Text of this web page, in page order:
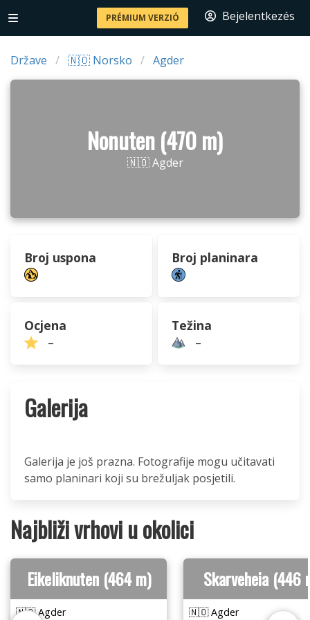
PRÉMIUM VERZIÓ Bejelentkezés
Države 🇳🇴 Norsko Agder
Nonuten (470 m)
🇳🇴 Agder
Broj uspona Broj planinara
Ocjena
–
Težina
–
Galerija
Galerija je još prazna. Fotografije mogu učitavati
samo planinari koji su brežuljak posjetili.
Najbliži vrhovi u okolici
Eikeliknuten (464 m)
🇳🇴 Agder
Skarveheia (446
🇳🇴 Agder